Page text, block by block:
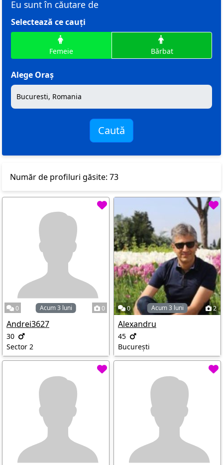
Eu sunt în căutare de
Selectează ce cauți
Femeie Bărbat
Alege Oraș
Caută
Număr de profiluri găsite: 73
0 Acum 3 luni 0
Andrei3627
30
Sector 2
0 Acum 3 luni 2
Alexandru
45
București